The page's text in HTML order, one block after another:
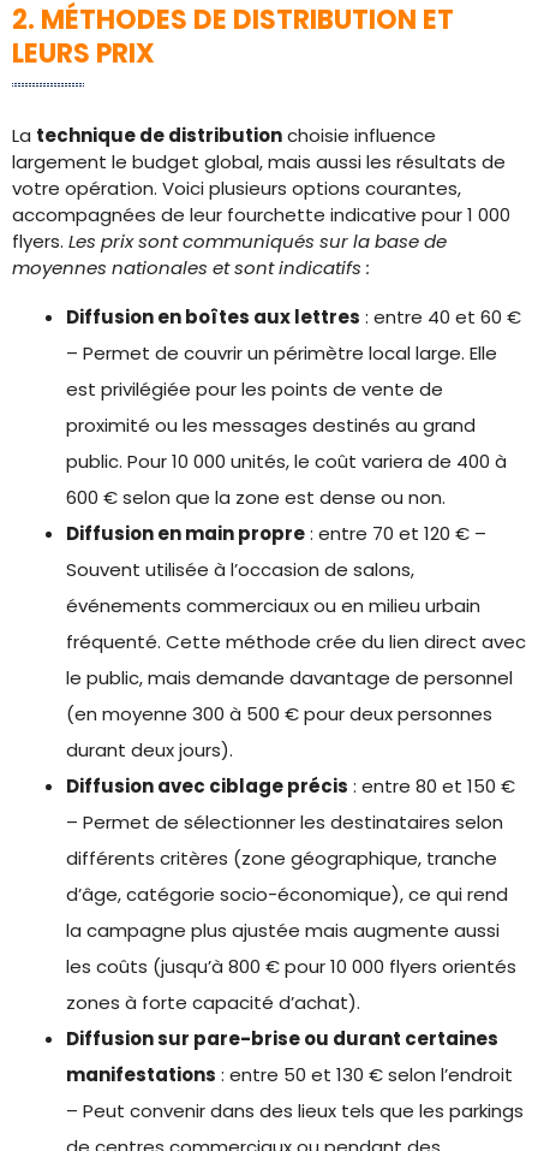
2. MÉTHODES DE DISTRIBUTION ET
LEURS PRIX
La technique de distributionchoisie influence
largement le budget global, mais aussi les résultats de
votre opération. Voici plusieurs options courantes,
accompagnées de leur fourchette indicative pour 1 000
flyers. Les prix sont communiqués sur la base de
moyennes nationales et sont indicatifs :
Diffusion en boîtes aux lettres : entre 40 et 60 €
– Permet de couvrir un périmètre local large. Elle
est privilégiée pour les points de vente de
proximité ou les messages destinés au grand
public. Pour 10 000 unités, le coût variera de 400 à
600 € selon que la zone est dense ou non.
Diffusion en main propre: entre 70 et 120 € –
Souvent utilisée à l’occasion de salons,
événements commerciaux ou en milieu urbain
fréquenté. Cette méthode crée du lien direct avec
le public, mais demande davantage de personnel
(en moyenne 300 à 500 € pour deux personnes
durant deux jours).
Diffusion avec ciblage précis : entre 80 et 150 €
– Permet de sélectionner les destinataires selon
différents critères (zone géographique, tranche
d’âge, catégorie socio-économique), ce qui rend
la campagne plus ajustée mais augmente aussi
les coûts (jusqu’à 800 € pour 10 000 flyers orientés
zones à forte capacité d’achat).
Diffusion sur pare-brise ou durant certaines
manifestations : entre 50 et 130 € selon l’endroit
– Peut convenir dans des lieux tels que les parkings